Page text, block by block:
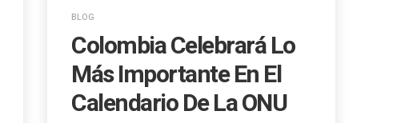
BLOG
Colombia Celebrará Lo
Más Importante En El
Calendario De La ONU